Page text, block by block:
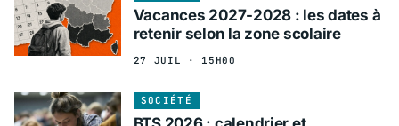
Vacances 2027-2028 : les dates à
retenir selon la zone scolaire
27 JUIL · 15H00
SOCIÉTÉ